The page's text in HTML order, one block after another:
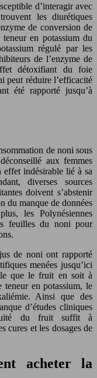
d’interagir avec
les diurétiques
de conversion de
en potassium du
régulé par les
de l’enzyme de
détoxifiant du foie
peut réduire l’efficacité
été rapporté jusqu’à
de noni sous
aux femmes
effet indésirable lié à sa
diverses sources
doivent s’abstenir
du manque de données
les Polynésiennes
feuilles du noni pour
de noni ont rapporté
menées jusqu’ici
que le fruit en soit à
teneur en potassium, le
Ainsi que des
d’études cliniques
du fruit suffit à
cures et les dosages de
acheter la